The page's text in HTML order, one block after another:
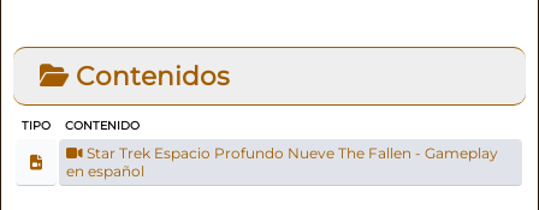
Contenidos
TIPO CONTENIDO
Star Trek Espacio Profundo Nueve The Fallen - Gameplay
en español